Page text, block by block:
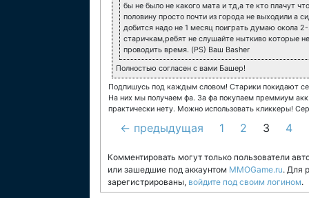
бы не было не какого мата и тд,а те кто плачут
половину просто почти из города не выходили а
добится надо не 1 месяц поиграть думаю окола
старичкам,ребят не слушайте ныткиво которые
проводить время. (PS) Ваш Basher
Полностью согласен с вами Башер!
Подпишусь под каждым словом! Старики покидают
На них мы получаем фа. За фа покупаем преммиум
практически нету. Можно использовать кликкеры!
← предыдущая 1 2 3 4
Комментировать могут только пользователи
или зашедшие под аккаунтом MMOGame.ru. Для
зарегистрированы, войдите под своим логином.